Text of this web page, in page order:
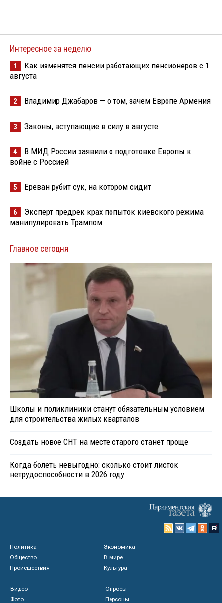
Интересное за неделю
1
Как изменятся пенсии работающих пенсионеров с 1
августа
2 Владимир Джабаров — о том, зачем Европе Армения
3 Законы, вступающие в силу в августе
4
В МИД России заявили о подготовке Европы к
войне с Россией
5 Ереван рубит сук, на котором сидит
6
Эксперт предрек крах попыток киевского режима
манипулировать Трампом
Главное сегодня
Школы и поликлиники станут обязательным условием
для строительства жилых кварталов
Создать новое СНТ на месте старого станет проще
Когда болеть невыгодно: сколько стоит листок
нетрудоспособности в 2026 году
Политика
Экономика
Общество
В мире
Происшествия
Культура
Видео
Опросы
Фото
Персоны